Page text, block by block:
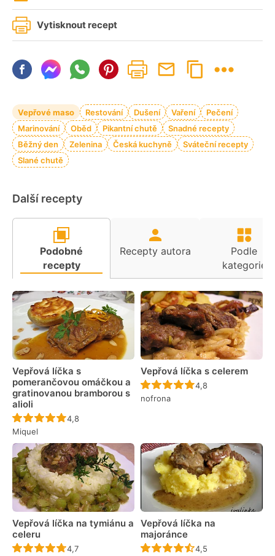
Vytisknout recept
Vepřové maso Restování Dušení Vaření
Pečení
Marinování
Oběd Pikantní chutě
Snadné recepty
Běžný den
Zelenina Česká kuchyně
Sváteční recepty
Slané chutě
Další recepty
Podobné
recepty
Recepty autora
Podle
kategorie
Vepřová líčka s
pomerančovou omáčkou a
gratinovanou bramborou s
alioli
Recept ještě nebyl hodnocen
4,8
Miquel
Vepřová líčka s celerem
Recept ještě nebyl
4,8
nofrona
Vepřová líčka na tymiánu a
celeru
Recept ještě nebyl hodnocen
4,7
Vepřová líčka na
majoránce
Recept ještě nebyl
4,5